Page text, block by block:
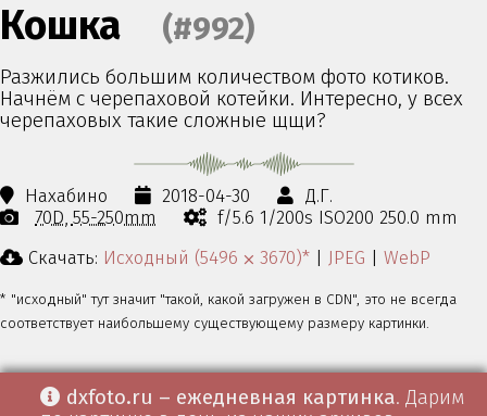
Кошка (#992)
Разжились большим количеством фото котиков.
Начнём с черепаховой котейки. Интересно, у всех
черепаховых такие сложные щщи?
Нахабино 2018-04-30
Д.Г.
70D 55-250mm
f/5.6 1/200s ISO200 250.0 mm
Скачать: Исходный (5496 ⨉ 3670)* | JPEG | WebP
* "исходный" тут значит "такой, какой загружен в CDN", это не всегда
соответствует наибольшему существующему размеру картинки.
dxfoto.ru – ежедневная картинка. Дарим